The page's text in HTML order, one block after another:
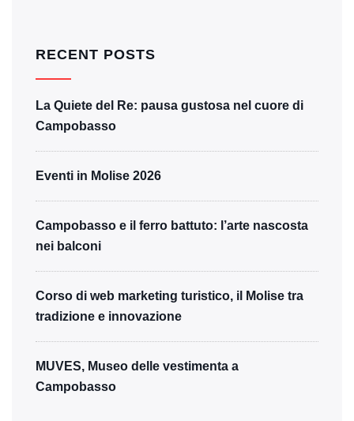
RECENT POSTS
La Quiete del Re: pausa gustosa nel cuore di
Campobasso
Eventi in Molise 2026
Campobasso e il ferro battuto: l’arte nascosta
nei balconi
Corso di web marketing turistico, il Molise tra
tradizione e innovazione
MUVES, Museo delle vestimenta a
Campobasso